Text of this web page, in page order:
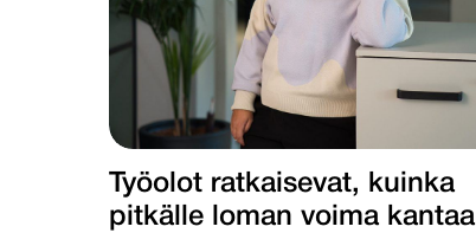
Työolot ratkaisevat, kuinka
pitkälle loman voima kantaa